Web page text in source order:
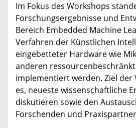
Im Fokus des Workshops
Forschungsergebnisse und
Bereich Embedded Machine
Verfahren der Künstlichen
eingebetteter Hardware wie
anderen
implementiert werden. Ziel der
es, neueste wissenschaftliche
diskutieren sowie den
Forschenden und